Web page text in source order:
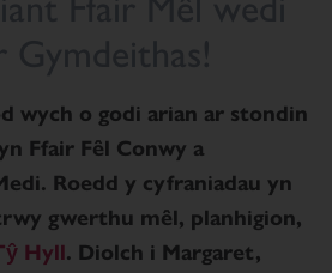
wych o godi arian ar stondin
Ffair Fêl Conwy a
Roedd y cyfraniadau yn
gwerthu mêl, planhigion,
Hyll. Diolch i Margaret,